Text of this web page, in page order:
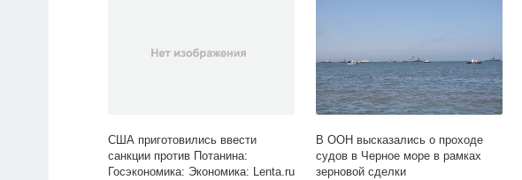
США приготовились ввести
санкции против Потанина:
Госэкономика: Экономика: Lenta.ru
В ООН высказались о проходе
судов в Черное море в рамках
зерновой сделки